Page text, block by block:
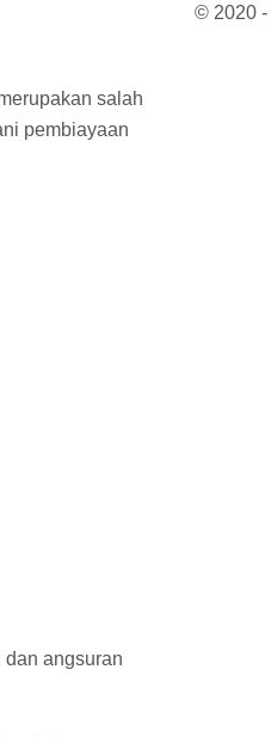
salah
pembiayaan
angsuran
© 2020 -